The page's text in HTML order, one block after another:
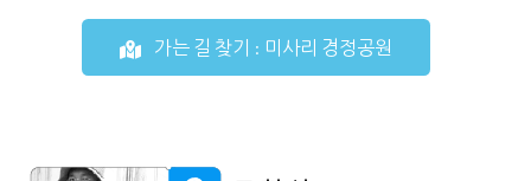
가는 길 찾기 : 미사리 경정공원